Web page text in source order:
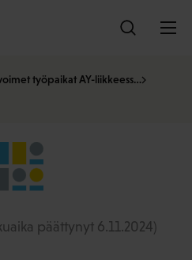
työpaikat AY-liikkeess…
päättynyt 6.11.2024)